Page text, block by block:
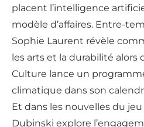
placent l’intelligence
modèle d’affaires. Entre-
Sophie Laurent révèle
les arts et la durabilité alors
Culture lance un
climatique dans son
Et dans les nouvelles du
Dubinski explore